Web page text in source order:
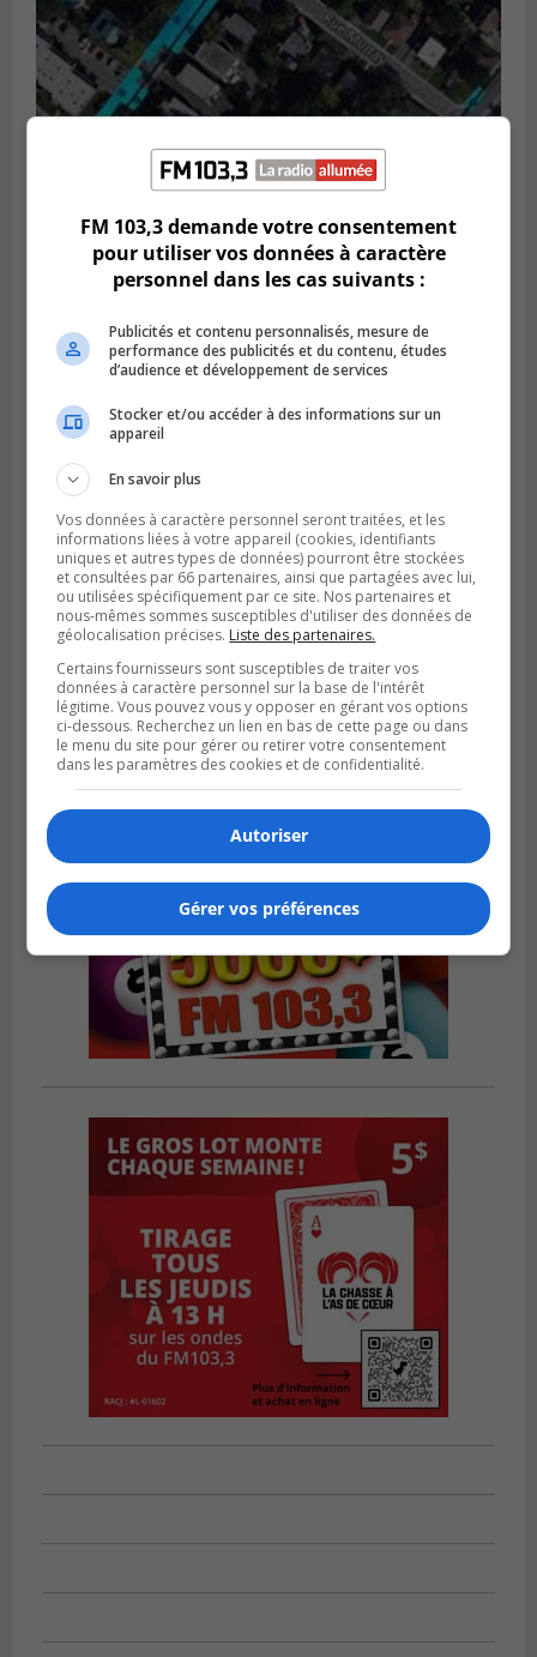
GREENFIELD PARK
Greenfield Park veut s’armer contre les
fortes
pluies
SAINT-HUBERT
Publié le 6 août 2026 à 09h39
Longueuil injecte 1,5 M$ pour moderniser
deux stations de pompage
FM 103,3 demande votre consentement
pour utiliser vos données à caractère
personnel dans les cas suivants :
Publicités et contenu personnalisés, mesure de
performance des publicités et du contenu, études
d’audience et développement de services
Stocker et/ou accéder à des informations sur un
appareil
En savoir plus
Vos données à caractère personnel seront traitées, et les
informations liées à votre appareil (cookies, identifiants
uniques et autres types de données) pourront être stockées
et consultées par 66 partenaires, ainsi que partagées avec lui,
ou utilisées spécifiquement par ce site. Nos partenaires et
nous-mêmes sommes susceptibles d'utiliser des données de
géolocalisation précises. Liste des partenaires.
Certains fournisseurs sont susceptibles de traiter vos
données à caractère personnel sur la base de l'intérêt
légitime. Vous pouvez vous y opposer en gérant vos options
ci-dessous. Recherchez un lien en bas de cette page ou dans
le menu du site pour gérer ou retirer votre consentement
dans les paramètres des cookies et de confidentialité.
Autoriser
Gérer vos préférences